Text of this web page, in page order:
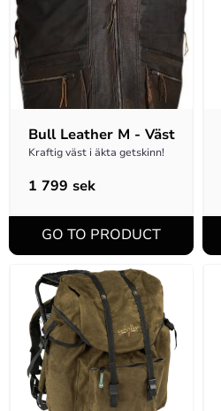
Bull Leather M - Väst
Kraftig väst i äkta getskinn!
1 799 sek